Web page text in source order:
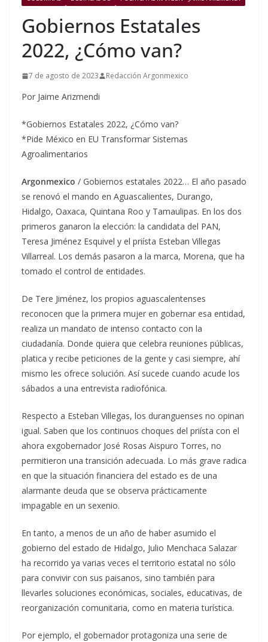
Gobiernos Estatales
2022, ¿Cómo van?
7 de agosto de 2023 Redacción Argonmexico
Por Jaime Arizmendi
*Gobiernos Estatales 2022, ¿Cómo van?
*Pide México en EU Transformar Sistemas
Agroalimentarios
Argonmexico / Gobiernos estatales 2022… El año pasado
se renovó el mando en Aguascalientes, Durango,
Hidalgo, Oaxaca, Quintana Roo y Tamaulipas. En los dos
primeros ganaron la elección: la candidata del PAN,
Teresa Jiménez Esquivel y el priísta Esteban Villegas
Villarreal. Los demás pasaron a la marca, Morena, que ha
tomado el control de entidades.
De Tere Jiménez, los propios aguascalentenses
reconocen que la primera mujer en gobernar esa entidad,
realiza un mandato de intenso contacto con la
ciudadanía. Donde quiera que celebra reuniones públicas,
platica y recibe peticiones de la gente y casi siempre, ahí
mismo les ofrece solución. Así sucede cuando acude los
sábados a una entrevista radiofónica.
Respecto a Esteban Villegas, los duranguenses no opinan
igual. Saben que los continuos choques del priísta con el
ahora exgobernador José Rosas Aispuro Torres, no
permitieron una transición adecuada. Lo más grave radica
en que la situación financiera del estado es de una
alarmante deuda que se observa prácticamente
impagable en un sexenio.
En tanto, a menos de un año de haber asumido el
gobierno del estado de Hidalgo, Julio Menchaca Salazar
ha recorrido ya varias veces el territorio estatal no sólo
para convivir con sus paisanos, sino también para
llevarles soluciones económicas, sociales, educativas, de
reorganización comunitaria, como en materia turística.
Por ejemplo, el gobernador protagoniza una serie de